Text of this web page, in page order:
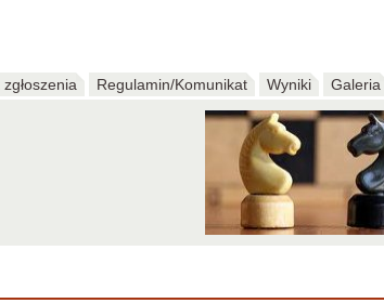
Regulamin/Komunikat Wyniki Galeria